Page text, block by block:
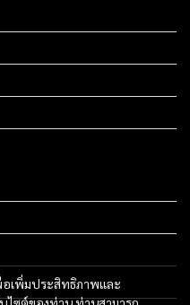
อเพิ่มประสิทธิภาพและ